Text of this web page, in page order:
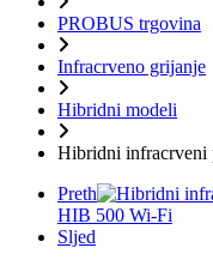
PROBUS trgovina
Infracrveno grijanje
Hibridni modeli
Hibridni infracrveni
Preth
HIB 500 Wi-Fi
Sljed